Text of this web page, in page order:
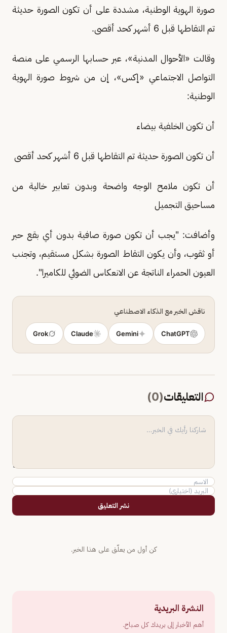
صورة الهوية الوطنية، مشددة على أن تكون الصورة حديثة
تم التقاطها قبل 6 أشهر كحد أقصى.
وقالت «الأحوال المدنية»، عبر حسابها الرسمي على منصة
التواصل الاجتماعي «إكس»، إن من شروط صورة الهوية
الوطنية:
أن تكون الخلفية بيضاء
أن تكون الصورة حديثة تم التقاطها قبل 6 أشهر كحد أقصى
أن تكون ملامح الوجه واضحة وبدون تعابير خالية من
مساحيق التجميل
وأضافت: "يجب أن تكون صورة صافية بدون أي بقع حبر
أو ثقوب، وأن يكون التقاط الصورة بشكل مستقيم، وتجنب
العيون الحمراء الناتجة عن الانعكاس الضوئي للكاميرا".
ناقش الخبر مع الذكاء الاصطناعي
ChatGPT
Gemini
Claude
Grok
التعليقات(
0
)
نشر التعليق
كن أول من يعلّق على هذا الخبر.
النشرة البريدية
أهم الأخبار إلى بريدك كل صباح.